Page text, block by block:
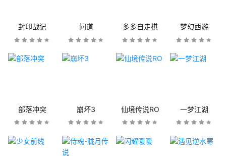
封印战记 问道 多多自走棋 梦幻西游
部落冲突 崩坏3 仙境传说RO 一梦江湖